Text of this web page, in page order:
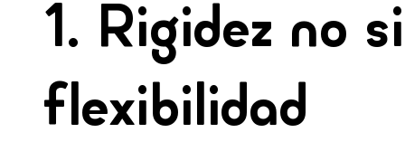
1. Rigidez no
flexibilidad